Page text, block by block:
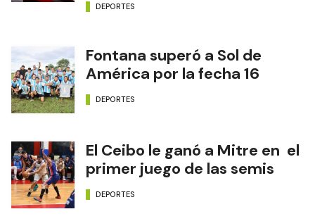
DEPORTES
Fontana superó a Sol de
América por la fecha 16
DEPORTES
El Ceibo le ganó a Mitre en el
primer juego de las semis
DEPORTES